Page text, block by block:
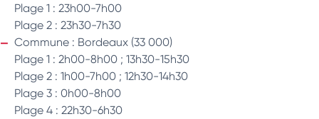
Plage 1 : 23h00-7h00
Plage 2 : 23h30-7h30
Commune : Bordeaux (33 000)
Plage 1 : 2h00-8h00 ; 13h30-15h30
Plage 2 : 1h00-7h00 ; 12h30-14h30
Plage 3 : 0h00-8h00
Plage 4 : 22h30-6h30